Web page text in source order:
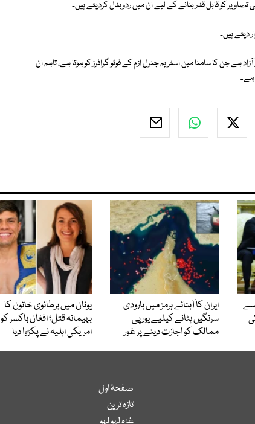
کو قابل قدر بنانے کے لیے ان میں ردوبدل کردیتے ہیں۔
دیتے ہیں۔
ہے جن کا سامنا مین اسٹریم جنرل ازم کے فوٹو گرافرز کو ہوتا ہے، تاہم ان
ہے۔
سے
ایران کا آبنائے ہرمز میں بارودی
سرنگیں ہٹانے کیلیے یورپی
ممالک کو اجازت دینے پر غور
یونان میں برطانوی خاتون کا
بہیمانہ قتل؛ افغان باکسر کو
امریکی اہلیہ نے پکڑوا دیا
صفحۂ اول
تازہ ترین